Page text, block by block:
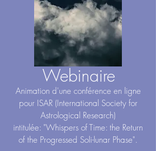
Webinaire
Animation d'une conférence en ligne
pour ISAR (International Society for
Astrological Research)
intitulée: "Whispers of Time: the Return
of the Progressed Soli-lunar Phase".